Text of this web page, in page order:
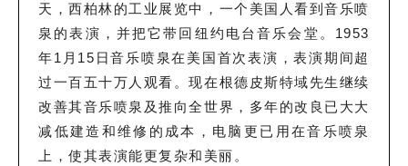
天，西柏林的工业展览中，一个美国人看到音乐喷
泉的表演，并把它带回纽约电台音乐会堂。1953
年1月15日音乐喷泉在美国首次表演，表演期间超
过一百五十万人观看。现在根德皮斯特域先生继续
改善其音乐喷泉及推向全世界，多年的改良已大大
减低建造和维修的成本，电脑更已用在音乐喷泉
上，使其表演能更复杂和美丽。